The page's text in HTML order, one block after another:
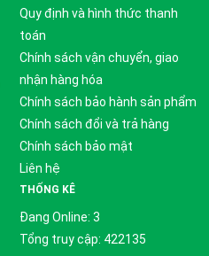
Quy định và hình thức thanh
toán
Chính sách vận chuyển, giao
nhận hàng hóa
Chính sách bảo hành sản phẩm
Chính sách đổi và trả hàng
Chính sách bảo mật
Liên hệ
THỐNG KÊ
Đang Online: 3
Tổng truy cập: 422135